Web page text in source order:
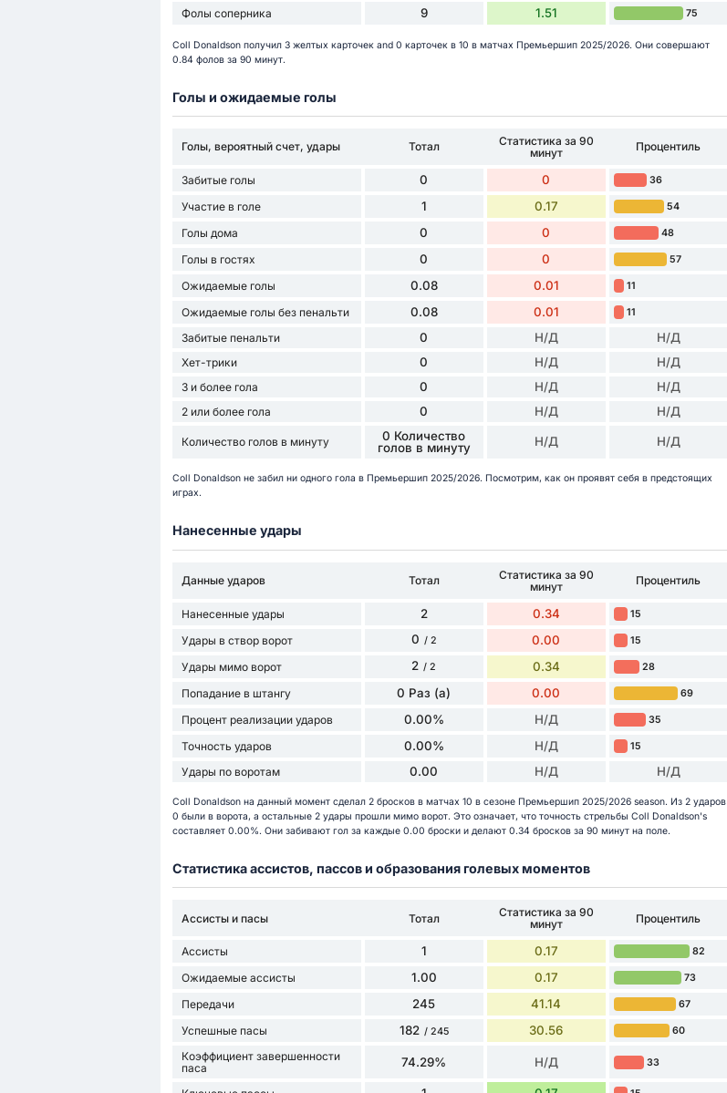
Фолы соперника 9 1.51 75
Coll Donaldson получил 3 желтых карточек and 0 карточек в 10 в матчах Премьершип 2025/2026. Они совершают
0.84 фолов за 90 минут.
Голы и ожидаемые голы
Голы, вероятный счет, удары Тотал
Статистика за 90
минут
Процентиль
Забитые голы 0 0 36
Участие в голе 1 0.17 54
Голы дома 0 0 48
Голы в гостях 0 0 57
Ожидаемые голы 0.08 0.01 11
Ожидаемые голы без пенальти 0.08 0.01 11
Забитые пенальти 0 Н/Д Н/Д
Хет-трики 0 Н/Д Н/Д
3 и более гола 0 Н/Д Н/Д
2 или более гола 0 Н/Д Н/Д
Количество голов в минуту
0 Количество
голов в минуту
Н/Д Н/Д
Coll Donaldson не забил ни одного гола в Премьершип 2025/2026. Посмотрим, как он проявят себя в предстоящих
играх.
Нанесенные удары
Данные ударов Тотал
Статистика за 90
минут
Процентиль
Нанесенные удары 2 0.34 15
Удары в створ ворот 0 / 2 0.00 15
Удары мимо ворот 2 / 2 0.34 28
Попадание в штангу 0 Раз (а) 0.00 69
Процент реализации ударов 0.00% Н/Д 35
Точность ударов 0.00% Н/Д 15
Удары по воротам 0.00 Н/Д Н/Д
Coll Donaldson на данный момент сделал 2 бросков в матчах 10 в сезоне Премьершип 2025/2026 season. Из 2 ударов
0 были в ворота, а остальные 2 удары прошли мимо ворот. Это означает, что точность стрельбы Coll Donaldson's
составляет 0.00%. Они забивают гол за каждые 0.00 броски и делают 0.34 бросков за 90 минут на поле.
Статистика ассистов, пассов и образования голевых моментов
Ассисты и пасы Тотал
Статистика за 90
минут
Процентиль
Ассисты 1 0.17 82
Ожидаемые ассисты 1.00 0.17 73
Передачи 245 41.14 67
Успешные пасы 182 / 245 30.56 60
Коэффициент завершенности
паса
74.29% Н/Д 33